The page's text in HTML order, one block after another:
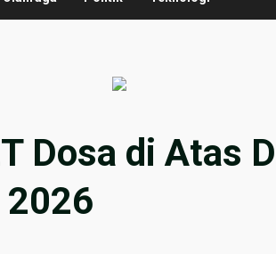
Dosa di Atas
2026